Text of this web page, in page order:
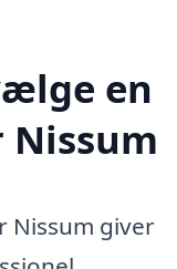
en
Nissum
Nissum giver